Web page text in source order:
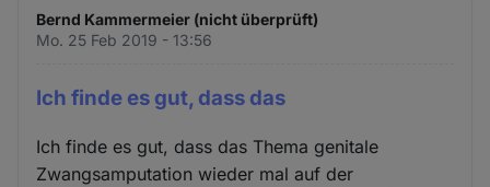
Bernd Kammermeier (nicht überprüft)
Mo. 25 Feb 2019 - 13:56
Ich finde es gut, dass das
Ich finde es gut, dass das Thema genitale
Zwangsamputation wieder mal auf der